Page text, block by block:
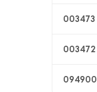
003473
003472
094900